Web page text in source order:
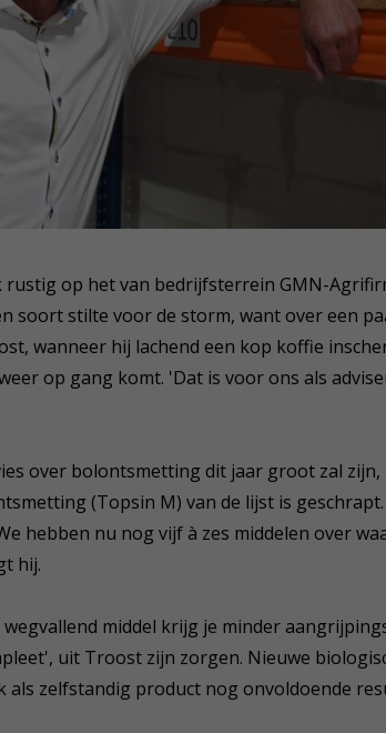
op het van bedrijfsterrein GMN-
soort stilte voor de storm, want over een
wanneer hij lachend een kop koffie
op gang komt. 'Dat is voor ons als
over bolontsmetting dit jaar groot zal zijn,
(Topsin M) van de lijst is
hebben nu nog vijf à zes middelen over
hij.
middel krijg je minder
uit Troost zijn zorgen. Nieuwe
zelfstandig product nog onvoldoende